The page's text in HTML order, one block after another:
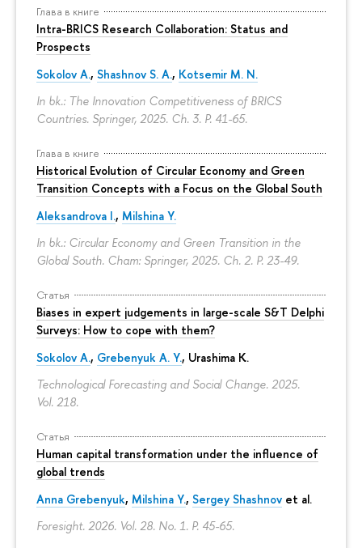
Глава в книге
Intra-BRICS Research Collaboration: Status and
Prospects
Sokolov A., Shashnov S. A., Kotsemir M. N.
In bk.: The Innovation Competitiveness of BRICS
Countries. Springer, 2025. Ch. 3. P. 41-65.
Глава в книге
Historical Evolution of Circular Economy and Green
Transition Concepts with a Focus on the Global South
Aleksandrova I., Milshina Y.
In bk.: Circular Economy and Green Transition in the
Global South. Cham: Springer, 2025. Ch. 2. P. 23-49.
Статья
Biases in expert judgements in large-scale S&T Delphi
Surveys: How to cope with them?
Sokolov A., Grebenyuk A. Y., Urashima K.
Technological Forecasting and Social Change. 2025.
Vol. 218.
Статья
Human capital transformation under the influence of
global trends
Anna Grebenyuk, Milshina Y., Sergey Shashnov et al.
Foresight. 2026. Vol. 28. No. 1. P. 45-65.